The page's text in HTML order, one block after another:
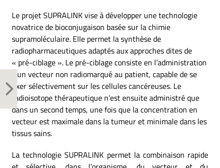
Le projet SUPRALINK vise à développer une technologie
novatrice de bioconjugaison basée sur la chimie
supramoléculaire. Elle permet la synthèse de
radiopharmaceutiques adaptés aux approches dites de
« pré-ciblage ». Le pré-ciblage consiste en l’administration
d’un vecteur non radiomarqué au patient, capable de se
fixer sélectivement sur les cellules cancéreuses. Le
radioisotope thérapeutique n’est ensuite administré que
dans un second temps, une fois que la concentration en
vecteur est maximale dans la tumeur et minimale dans les
tissus sains.
La technologie SUPRALINK permet la combinaison rapide